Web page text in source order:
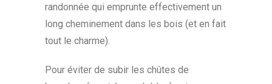
randonnée qui emprunte effectivement un
long cheminement dans les bois (et en fait
tout le charme).
Pour éviter de subir les chûtes de